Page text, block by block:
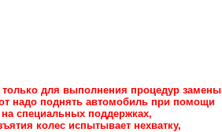
только для выполнения процедур замены
надо поднять автомобиль при помощи
специальных поддержках,
колес испытывает нехватку,